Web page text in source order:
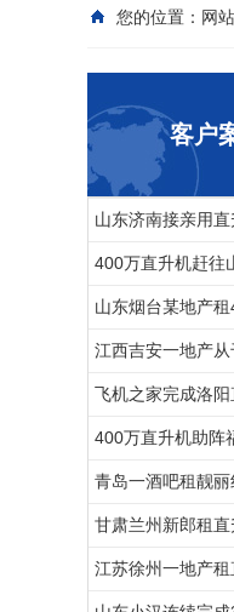
您的位置： 网
客户
山东济南接亲用
山东烟台某地产
飞机之家完成洛阳
400万直升机助阵
青岛一酒吧租靓
江苏徐州一地产